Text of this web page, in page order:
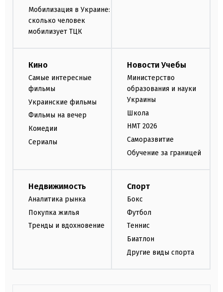
Мобилизация в Украине:
сколько человек
мобилизует ТЦК
Кино
Самые интересные
фильмы
Украинские фильмы
Фильмы на вечер
Комедии
Сериалы
Новости Учебы
Министерство
образования и науки
Украины
Школа
НМТ 2026
Саморазвитие
Обучение за границей
Недвижимость
Аналитика рынка
Покупка жилья
Тренды и вдохновение
Спорт
Бокс
Футбол
Теннис
Биатлон
Другие виды спорта